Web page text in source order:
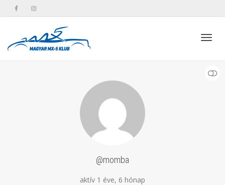
@momba
aktív 1 éve, 6 hónap